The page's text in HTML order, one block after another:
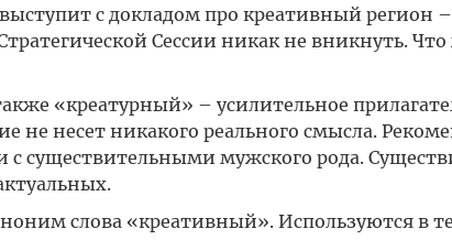
с докладом про креативный регион
Сессии никак не вникнуть.
«креатурный» – усилительное
не несет никакого реального смысла.
с существительными мужского рода.
слова «креативный». Используются в